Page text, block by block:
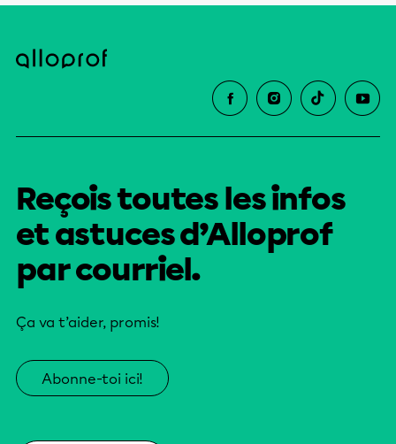
Reçois toutes les infos
et astuces d’Alloprof
par courriel.
Ça va t’aider, promis!
Abonne-toi ici!